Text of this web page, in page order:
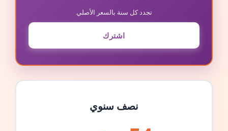
تجدد كل سنة بالسعر الأصلي
اشترك
نصف سنوي